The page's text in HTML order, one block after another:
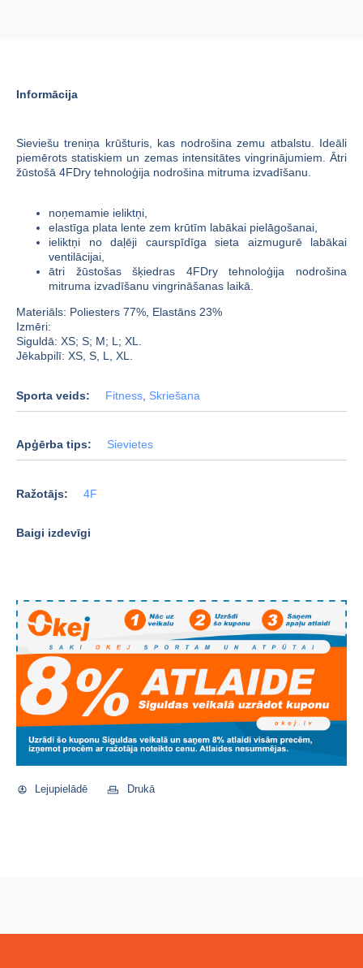
Informācija
Sieviešu treniņa krūšturis, kas nodrošina zemu atbalstu. Ideāli
piemērots statiskiem un zemas intensitātes vingrinājumiem. Ātri
žūstošā 4FDry tehnoloģija nodrošina mitruma izvadīšanu.
noņemamie ieliktņi,
elastīga plata lente zem krūtīm labākai pielāgošanai,
ieliktņi no daļēji caurspīdīga sieta aizmugurē labākai
ventilācijai,
ātri žūstošas šķiedras 4FDry tehnoloģija nodrošina
mitruma izvadīšanu vingrināšanas laikā.
Materiāls: Poliesters 77%, Elastāns 23%
Izmēri:
Siguldā: XS; S; M; L; XL.
Jēkabpilī: XS, S, L, XL.
Sporta veids: Fitness, Skriešana
Apģērba tips: Sievietes
Ražotājs: 4F
Baigi izdevīgi
Lejupielādē Drukā